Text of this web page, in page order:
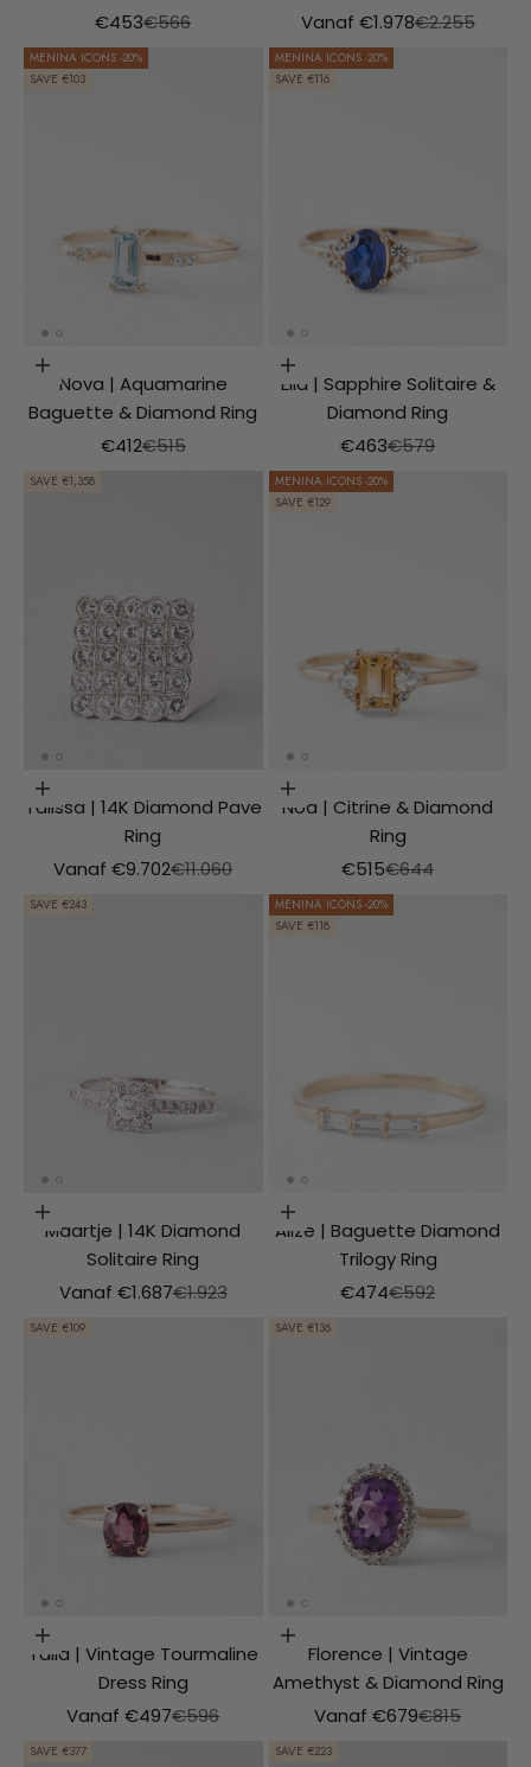
Aanbiedingsprijs
€453Normale prijs
€566
Aanbiedingsprijs
Vanaf €1.978Normale prijs
€2.255
MENINA ICONS -20%
SAVE €103
Choosing options
Nova | Aquamarine
Baguette & Diamond Ring
Aanbiedingsprijs
€412Normale prijs
€515
MENINA ICONS -20%
SAVE €116
Choosing options
Ella | Sapphire Solitaire &
Diamond Ring
Aanbiedingsprijs
€463Normale prijs
€579
SAVE €1,358
Choosing options
Talissa | 14K Diamond Pave
Ring
Aanbiedingsprijs
Vanaf €9.702Normale prijs
€11.060
MENINA ICONS -20%
SAVE €129
Choosing options
Noa | Citrine & Diamond
Ring
Aanbiedingsprijs
€515Normale prijs
€644
SAVE €243
Choosing options
Maartje | 14K Diamond
Solitaire Ring
Aanbiedingsprijs
Vanaf €1.687Normale prijs
€1.923
MENINA ICONS -20%
SAVE €118
Choosing options
Alize | Baguette Diamond
Trilogy Ring
Aanbiedingsprijs
€474Normale prijs
€592
SAVE €109
Choosing options
Talia | Vintage Tourmaline
Dress Ring
Aanbiedingsprijs
Vanaf €497Normale prijs
€596
SAVE €136
Choosing options
Florence | Vintage
Amethyst & Diamond Ring
Aanbiedingsprijs
Vanaf €679Normale prijs
€815
SAVE €377 SAVE €223